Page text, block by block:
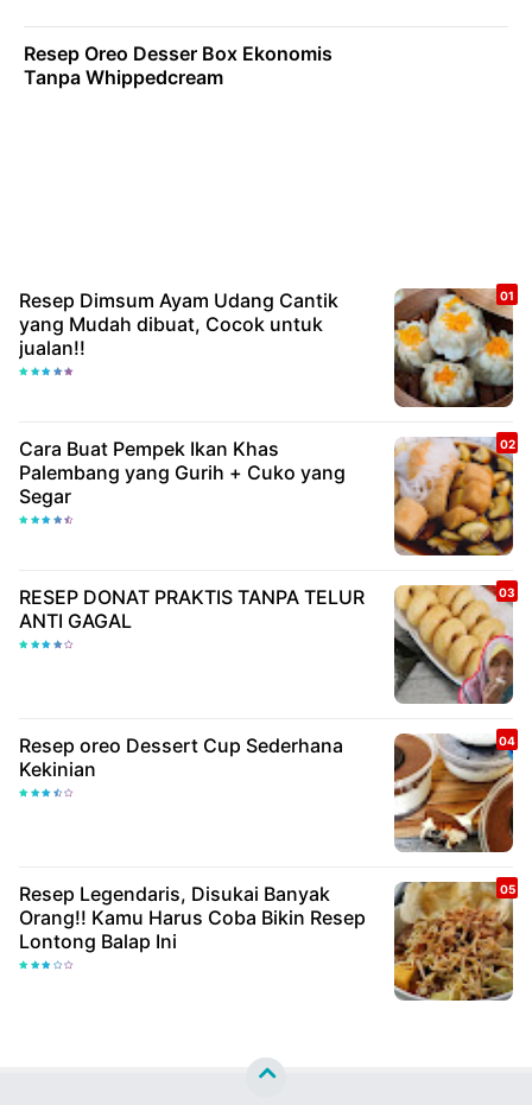
Resep Oreo Desser Box Ekonomis
Tanpa Whippedcream
Resep Dimsum Ayam Udang Cantik
yang Mudah dibuat, Cocok untuk
jualan!!
Cara Buat Pempek Ikan Khas
Palembang yang Gurih + Cuko yang
Segar
RESEP DONAT PRAKTIS TANPA TELUR
ANTI GAGAL
Resep oreo Dessert Cup Sederhana
Kekinian
Resep Legendaris, Disukai Banyak
Orang!! Kamu Harus Coba Bikin Resep
Lontong Balap Ini